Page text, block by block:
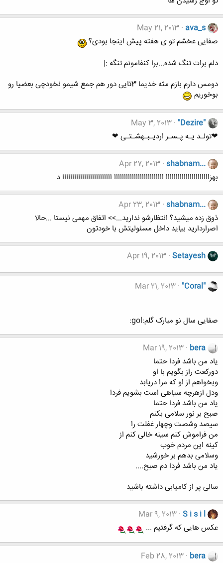
ava_s
May 21, 2013
صفایی عخشم تو ی هفته پیش اینجا بودی؟
دلم برات تنگ شده...برا کنفامونم تنگه :|
دومس دارم بازم مثه خدیما 3تایی دور هم جمع شیمو نخودچی بعضیا رو
بوخوریم
"Dezire"
May 3, 2013
❤تولـد یـه پـسـر اردیـبـهشـتـی ❤
shabnam...
Apr 27, 2013
بهزاااااااااااااااااااااا ااااااااااااااااااااااااا ااااااااااااااااااااااااا د
shabnam...
Apr 23, 2013
ذوق زده میشید؟ انتظارشو ندارید...>> اتفاق مهمی نیستا ...حالا
اصراردارید بیاید داخل مسئولیتش با خودتون
Setayesh
Apr 19, 2013
"Coral"
Mar 21, 2013
صفایی سال نو مبارک گلم:gol:
bera
Mar 19, 2013
یاد من باشد فردا حتما
دورکعت راز بگویم با او
وبخواهم از او که مرا دریابد
ودل ازهرچه سیاهی است بشویم فردا
یاد من باشد فردا حتما
صبح بر نور سلامی بکنم
سیصد وشصت وچهار غفلت را
من فراموش کنم سینه خالی کنم از
کینه این مردم خوب
وسلامی بدهم بر خورشید
یاد من باشد فردا دم صبح....
سالی پر از کامیابی داشته باشید
S i s i l
Mar 9, 2013
عکس هایی که گرفتیم ...
bera
Feb 28, 2013